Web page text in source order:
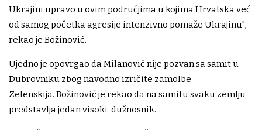
Ukrajini upravo u ovim područjima u kojima Hrvatska već
od samog početka agresije intenzivno pomaže Ukrajinu",
rekao je Božinović.
Ujedno je opovrgao da Milanović nije pozvan sa samit u
Dubrovniku zbog navodno izričite zamolbe
Zelenskija. Božinović je rekao da na samitu svaku zemlju
predstavlja jedan visoki dužnosnik.